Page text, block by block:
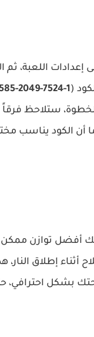
اللعبة، ثم
(
1-7524-2049-4585-0506-562
ستلاحظ
أن الكود يناسب
أفضل توازن ممكن
أثناء إطلاق
بشكل احترافي،